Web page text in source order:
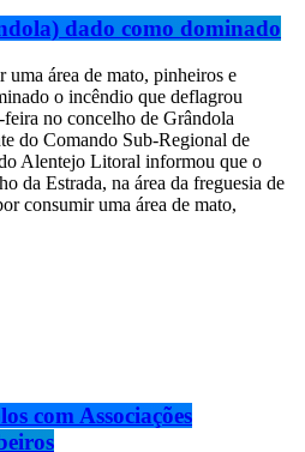
dado como dominado
área de mato, pinheiros e
o incêndio que deflagrou
feira no concelho de Grândola
do Comando Sub-Regional de
Alentejo Litoral informou que o
da Estrada, na área da freguesia de
consumir uma área de mato,
com Associações